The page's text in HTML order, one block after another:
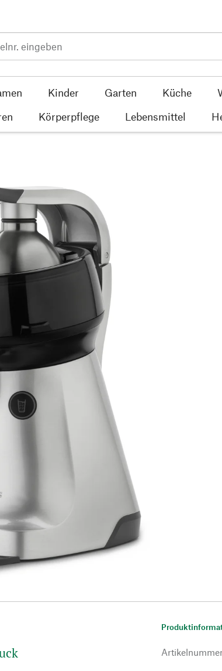
Kinder Garten Küche
Körperpflege Lebensmittel